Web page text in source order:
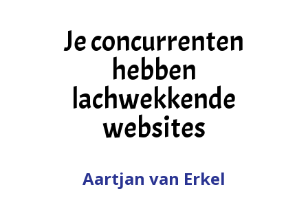
Je concurrenten
hebben
lachwekkende
websites
Aartjan van Erkel